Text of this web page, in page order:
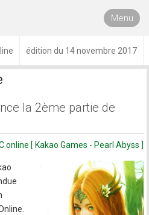
Menu
édition du 14 novembre 2017
la 2ème partie de
online [ Kakao Games - Pearl Abyss ]